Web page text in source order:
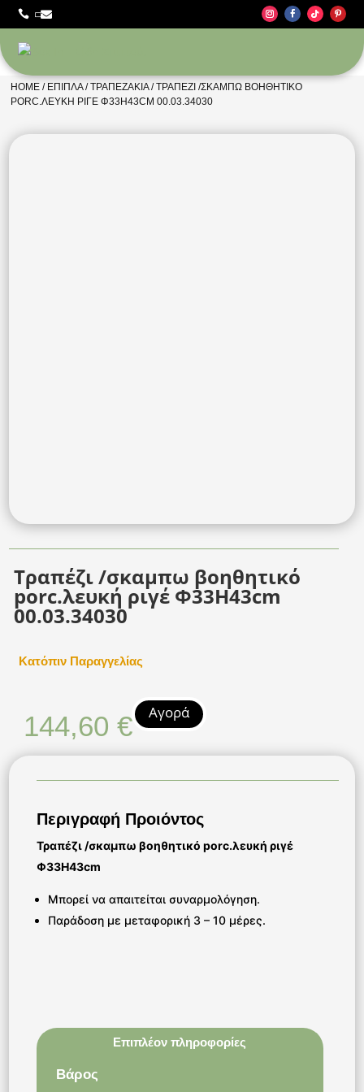
 
HOME / ΈΠΙΠΛΑ/ΤΡΑΠΕΖΆΚΙΑ/ ΤΡΑΠΈΖΙ /ΣΚΑΜΠΩ ΒΟΗΘΗΤΙΚΌ
PORC.ΛΕΥΚΉ ΡΙΓΈ Φ33Η43CM 00.03.34030
Τραπέζι /σκαμπω βοηθητικό
porc.λευκή ριγέ Φ33Η43cm
00.03.34030
Κατόπιν Παραγγελίας
144,60€ Αγορά
Περιγραφή Προιόντος
Τραπέζι /σκαμπω βοηθητικό porc.λευκή ριγέ
Φ33Η43cm
Μπορεί να απαιτείται συναρμολόγηση.
Παράδοση με μεταφορική 3 – 10 μέρες.
Επιπλέον πληροφορίες
Βάρος